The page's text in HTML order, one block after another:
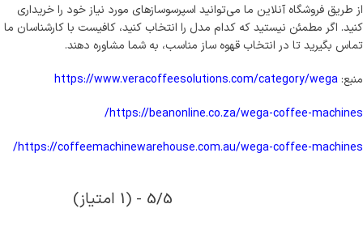
از طریق فروشگاه آنلاین ما می‌توانید اسپرسوسازهای مورد نیاز خود را خریداری
کنید. اگر مطمئن نیستید که کدام مدل را انتخاب کنید، کافیست با کارشناسان ما
تماس بگیرید تا در انتخاب قهوه ساز مناسب، به شما مشاوره دهند.
منبع: https://www.veracoffeesolutions.com/category/wega
https://beanonline.co.za/wega-coffee-machines/
https://coffeemachinewarehouse.com.au/wega-coffee-machines/
5/5 - (1 امتیاز)